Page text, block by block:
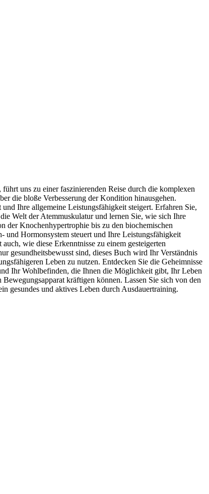
uns zu einer faszinierenden Reise durch die komplexen
die bloße Verbesserung der Kondition hinausgehen.
Ihre allgemeine Leistungsfähigkeit steigert. Erfahren Sie,
Welt der Atemmuskulatur und lernen Sie, wie sich Ihre
der Knochenhypertrophie bis zu den biochemischen
und Hormonsystem steuert und Ihre Leistungsfähigkeit
wie diese Erkenntnisse zu einem gesteigerten
gesundheitsbewusst sind, dieses Buch wird Ihr Verständnis
Leben zu nutzen. Entdecken Sie die Geheimnisse
Ihr Wohlbefinden, die Ihnen die Möglichkeit gibt, Ihr Leben
kräftigen können. Lassen Sie sich von den
gesundes und aktives Leben durch Ausdauertraining.